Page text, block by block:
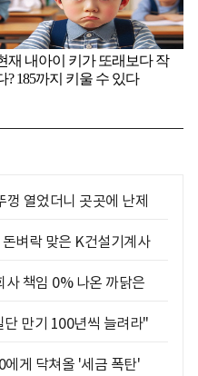
열었더니 곳곳에 난제
벼락 맞은 K건설기계사
책임 0% 나온 까닭은
만기 100년씩 늘려라"
에게 닥쳐올 '세금 폭탄'